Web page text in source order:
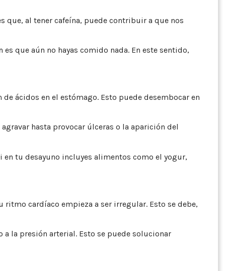
que, al tener cafeína, puede contribuir a que nos
que aún no hayas comido nada. En este sentido,
ácidos en el estómago. Esto puede desembocar en
hasta provocar úlceras o la aparición del
tu desayuno incluyes alimentos como el yogur,
cardíaco empieza a ser irregular. Esto se debe,
la presión arterial. Esto se puede solucionar